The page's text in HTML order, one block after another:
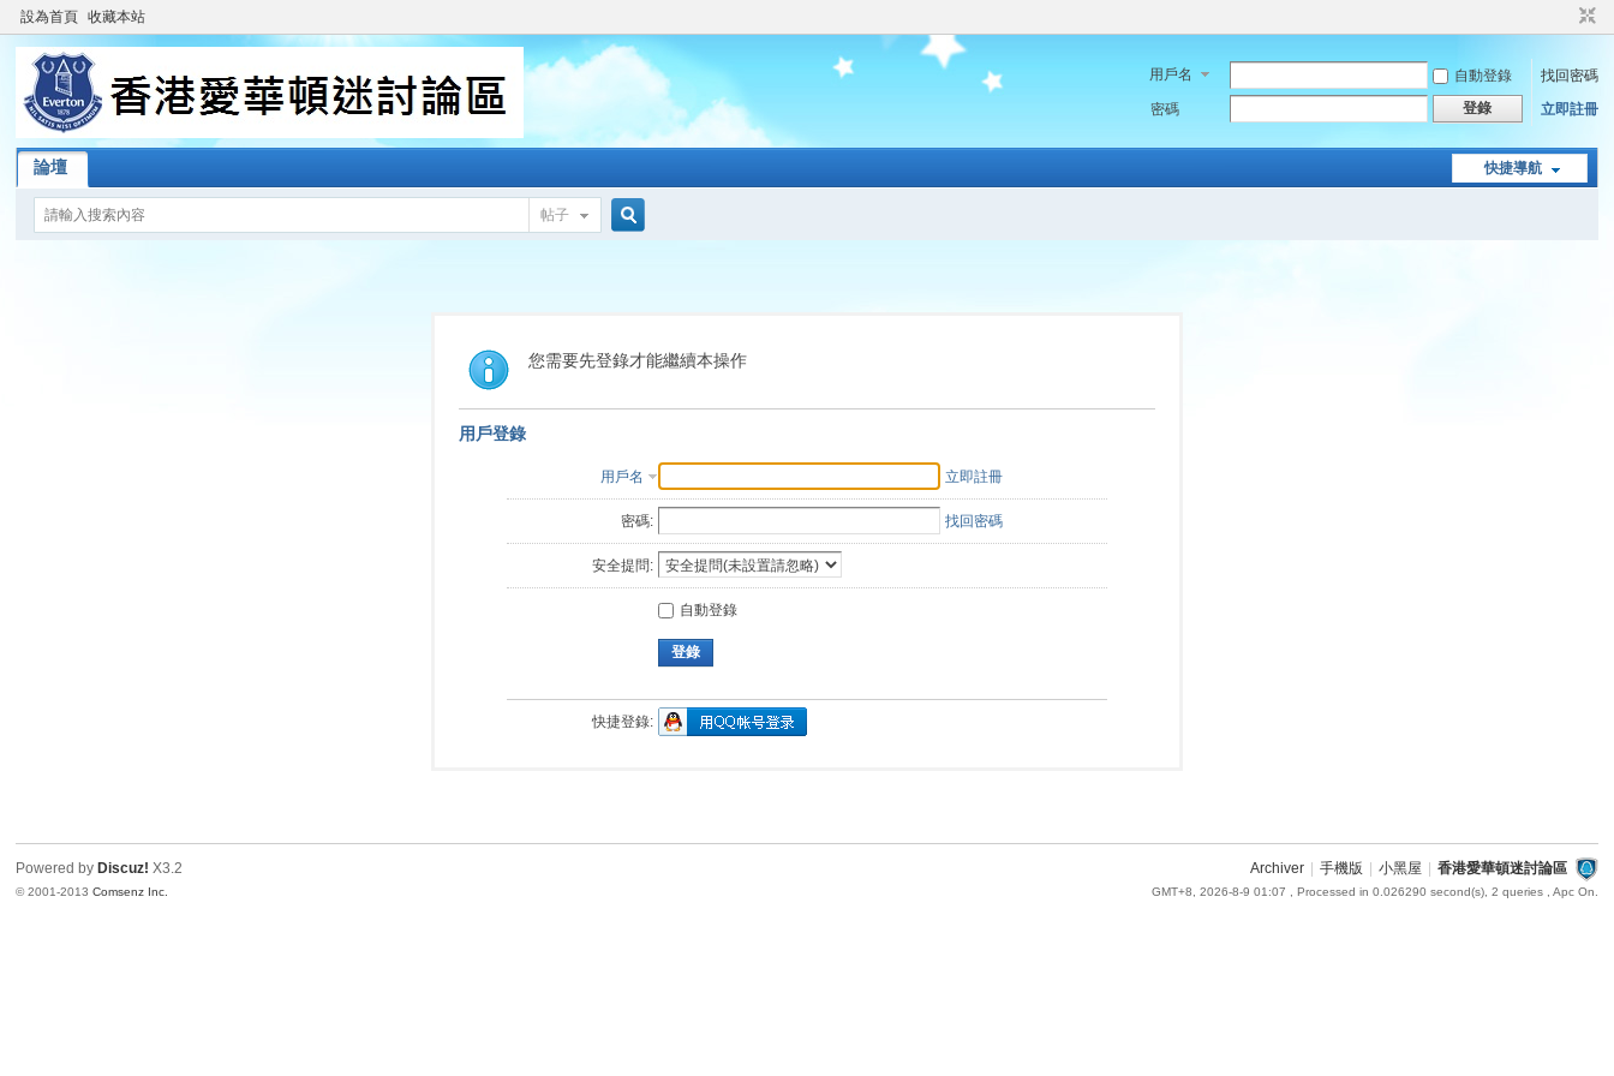
設為首頁 收藏本站
用戶名 自動登錄
找回密碼
密碼
登錄 立即註冊
快捷導航
論壇
帖子
索
您需要先登錄才能繼續本操作
用戶登錄
用戶名 立即註冊
密碼: 找回密碼
安全提問:
自動登錄
登錄
快捷登錄:
Archiver 手機版 小黑屋 香港愛華頓迷討論區
GMT+8, 2026-8-9 01:07 , Processed in 0.026290 second(s), 2 queries , Apc On.
Powered by Discuz! X3.2
© 2001-2013Comsenz Inc.